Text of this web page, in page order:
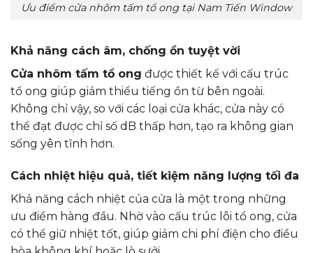
Ưu điểm cửa nhôm tấm tổ ong tại Nam Tiến Window
Khả năng cách âm, chống ồn tuyệt vời
Cửa nhôm tấm tổ ong được thiết kế với cấu trúc
tổ ong giúp giảm thiểu tiếng ồn từ bên ngoài.
Không chỉ vậy, so với các loại cửa khác, cửa này có
thể đạt được chỉ số dB thấp hơn, tạo ra không gian
sống yên tĩnh hơn.
Cách nhiệt hiệu quả, tiết kiệm năng lượng tối đa
Khả năng cách nhiệt của cửa là một trong những
ưu điểm hàng đầu. Nhờ vào cấu trúc lõi tổ ong, cửa
có thể giữ nhiệt tốt, giúp giảm chi phí điện cho điều